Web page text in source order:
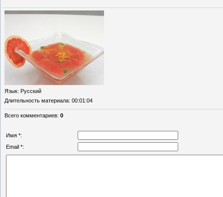
Язык: Русский
Длительность материала: 00:01:04
Всего комментариев: 0
Имя *:
Email *: